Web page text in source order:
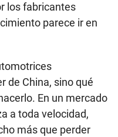
los fabricantes
parece ir en
de China, sino qué
En un mercado
a toda velocidad,
más que perder